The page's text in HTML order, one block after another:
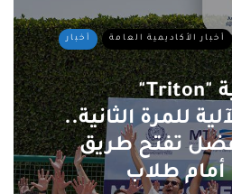
أخبار أخبار الأكاديمية العامة
"Triton" بطلاً لإقليمية
للمرة الثانية..
تفتح طريق
أمام طلاب